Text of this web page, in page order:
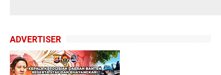
ADVERTISER